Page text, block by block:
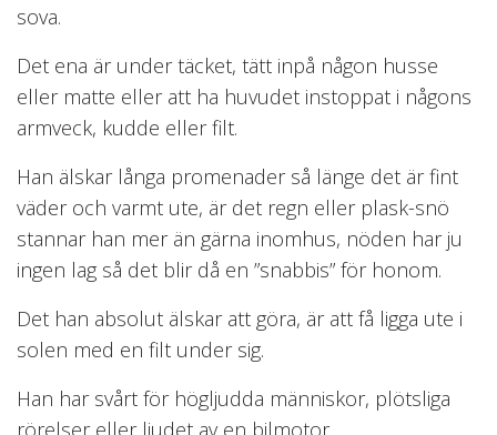
sova.
Det ena är under täcket, tätt inpå någon husse
eller matte eller att ha huvudet instoppat i någons
armveck, kudde eller filt.
Han älskar långa promenader så länge det är fint
väder och varmt ute, är det regn eller plask-snö
stannar han mer än gärna inomhus, nöden har ju
ingen lag så det blir då en ”snabbis” för honom.
Det han absolut älskar att göra, är att få ligga ute i
solen med en filt under sig.
Han har svårt för högljudda människor, plötsliga
rörelser eller ljudet av en bilmotor.